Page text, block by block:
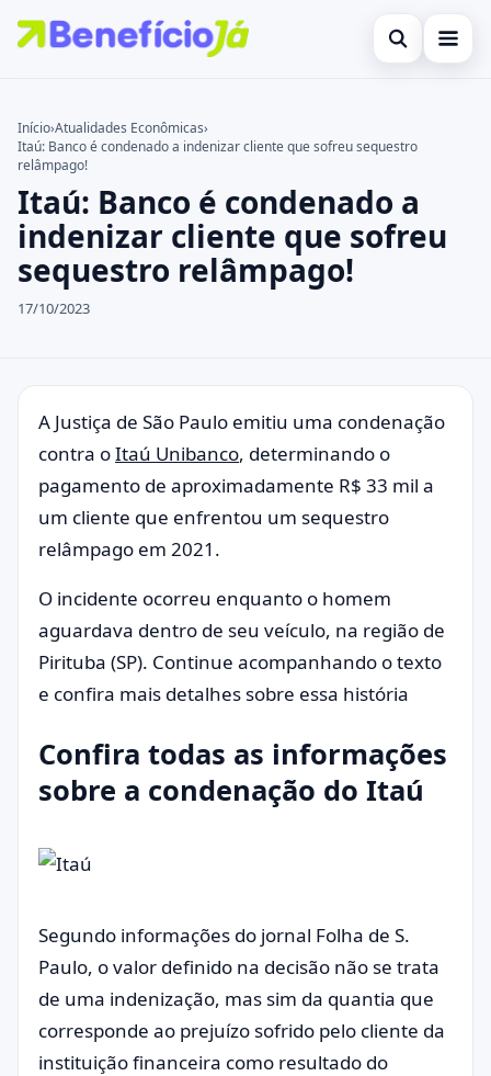
Abrir busca
Cartões de Crédito
Benefícios
Atualidades Econômicas
Legal
Buscar no site
Buscar por:
Pressione Enter para buscar ou ESC para fechar.
Início›Atualidades Econômicas›
Itaú: Banco é condenado a indenizar cliente que sofreu sequestro
relâmpago!
Itaú: Banco é condenado a
indenizar cliente que sofreu
sequestro relâmpago!
17/10/2023
A Justiça de São Paulo emitiu uma condenação
contra oItaú Unibanco, determinando o
pagamento de aproximadamente R$ 33 mil a
um cliente que enfrentou um sequestro
relâmpago em 2021.
O incidente ocorreu enquanto o homem
aguardava dentro de seu veículo, na região de
Pirituba (SP). Continue acompanhando o texto
e confira mais detalhes sobre essa história
Confira todas as informações
sobre a condenação do Itaú
Segundo informações do jornal Folha de S.
Paulo, o valor definido na decisão não se trata
de uma indenização, mas sim da quantia que
corresponde ao prejuízo sofrido pelo cliente da
instituição financeira como resultado do